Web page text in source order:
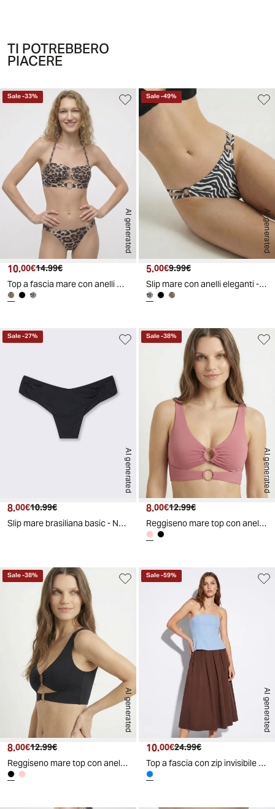
TI POTREBBERO
PIACERE
AI generated
Sale-33%
Prezzo attuale
10.00€ Prezzo originale
14.99€
Top a fascia mare con anelli per donne - Leopardato
AI generated
Sale-49%
Prezzo attuale
5.00€ Prezzo originale
9.99€
Slip mare con anelli eleganti - Zebrato
AI generated
Sale-27%
Prezzo attuale
8.00€ Prezzo originale
10.99€
Slip mare brasiliana basic - Nero
AI generated
Sale-38%
Prezzo attuale
8.00€ Prezzo originale
12.99€
Reggiseno mare top con anelli per donne - Rosa
AI generated
Sale-38%
Prezzo attuale
8.00€ Prezzo originale
12.99€
Reggiseno mare top con anelli per donne - Nero
AI generated
Sale-59%
Prezzo attuale
10.00€ Prezzo originale
24.99€
Top a fascia con zip invisibile retro - Azzurro cielo